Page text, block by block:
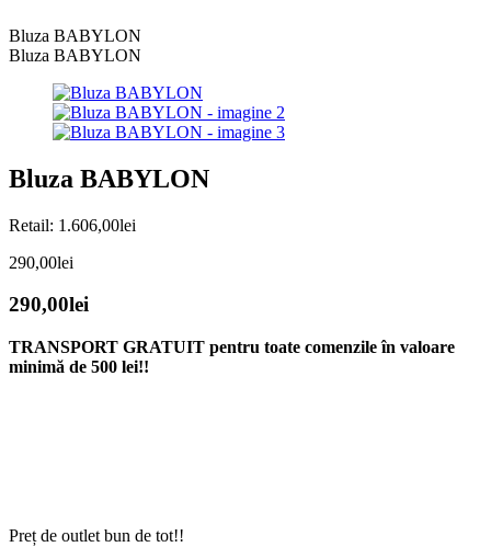
Bluza BABYLON
Bluza BABYLON
Bluza BABYLON
Retail: 1.606,00lei
290,00lei
290,00lei
TRANSPORT GRATUIT pentru toate comenzile în valoare
minimă de 500 lei!!
Preț de outlet bun de tot!!